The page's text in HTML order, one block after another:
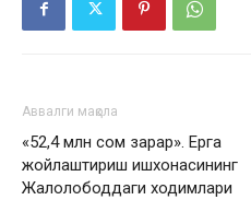
Аввалги мақола
«52,4 млн сом зарар». Ерга
жойлаштириш ишхонасининг
Жалолободдаги ходимлари